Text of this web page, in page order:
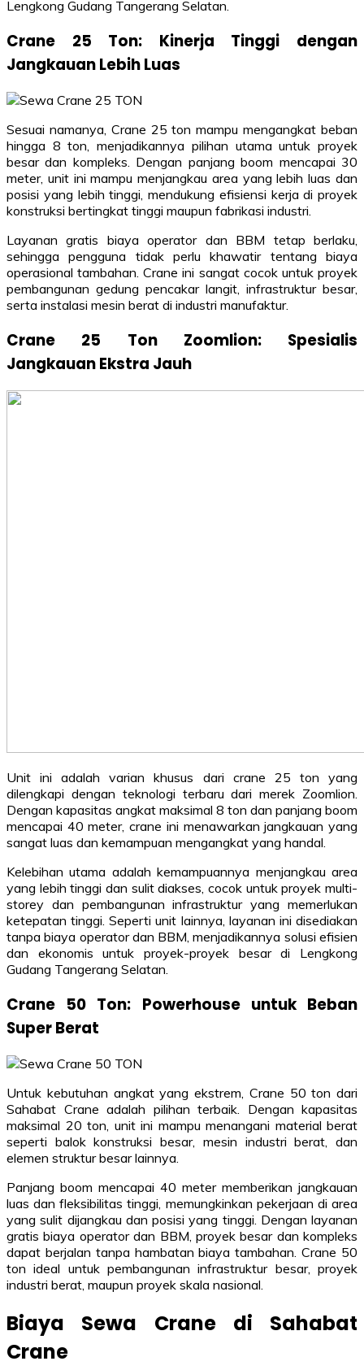
Lengkong Gudang Tangerang Selatan.
Crane 25 Ton: Kinerja Tinggi dengan
Jangkauan Lebih Luas
Sesuai namanya, Crane 25 ton mampu mengangkat beban
hingga 8 ton, menjadikannya pilihan utama untuk proyek
besar dan kompleks. Dengan panjang boom mencapai 30
meter, unit ini mampu menjangkau area yang lebih luas dan
posisi yang lebih tinggi, mendukung efisiensi kerja di proyek
konstruksi bertingkat tinggi maupun fabrikasi industri.
Layanan gratis biaya operator dan BBM tetap berlaku,
sehingga pengguna tidak perlu khawatir tentang biaya
operasional tambahan. Crane ini sangat cocok untuk proyek
pembangunan gedung pencakar langit, infrastruktur besar,
serta instalasi mesin berat di industri manufaktur.
Crane 25 Ton Zoomlion: Spesialis
Jangkauan Ekstra Jauh
Unit ini adalah varian khusus dari crane 25 ton yang
dilengkapi dengan teknologi terbaru dari merek Zoomlion.
Dengan kapasitas angkat maksimal 8 ton dan panjang boom
mencapai 40 meter, crane ini menawarkan jangkauan yang
sangat luas dan kemampuan mengangkat yang handal.
Kelebihan utama adalah kemampuannya menjangkau area
yang lebih tinggi dan sulit diakses, cocok untuk proyek multi-
storey dan pembangunan infrastruktur yang memerlukan
ketepatan tinggi. Seperti unit lainnya, layanan ini disediakan
tanpa biaya operator dan BBM, menjadikannya solusi efisien
dan ekonomis untuk proyek-proyek besar di Lengkong
Gudang Tangerang Selatan.
Crane 50 Ton: Powerhouse untuk Beban
Super Berat
Untuk kebutuhan angkat yang ekstrem, Crane 50 ton dari
Sahabat Crane adalah pilihan terbaik. Dengan kapasitas
maksimal 20 ton, unit ini mampu menangani material berat
seperti balok konstruksi besar, mesin industri berat, dan
elemen struktur besar lainnya.
Panjang boom mencapai 40 meter memberikan jangkauan
luas dan fleksibilitas tinggi, memungkinkan pekerjaan di area
yang sulit dijangkau dan posisi yang tinggi. Dengan layanan
gratis biaya operator dan BBM, proyek besar dan kompleks
dapat berjalan tanpa hambatan biaya tambahan. Crane 50
ton ideal untuk pembangunan infrastruktur besar, proyek
industri berat, maupun proyek skala nasional.
Biaya Sewa Crane di Sahabat
Crane